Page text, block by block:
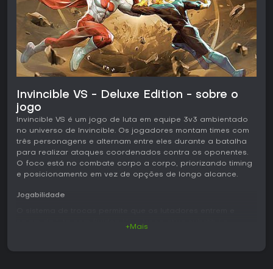
Invincible VS - Deluxe Edition - sobre o
jogo
Invincible VS é um jogo de luta em equipe 3v3 ambientado
no universo de Invincible. Os jogadores montam times com
três personagens e alternam entre eles durante a batalha
para realizar ataques coordenados contra os oponentes.
O foco está no combate corpo a corpo, priorizando timing
e posicionamento em vez de opções de longo alcance.
Jogabilidade
+Mais